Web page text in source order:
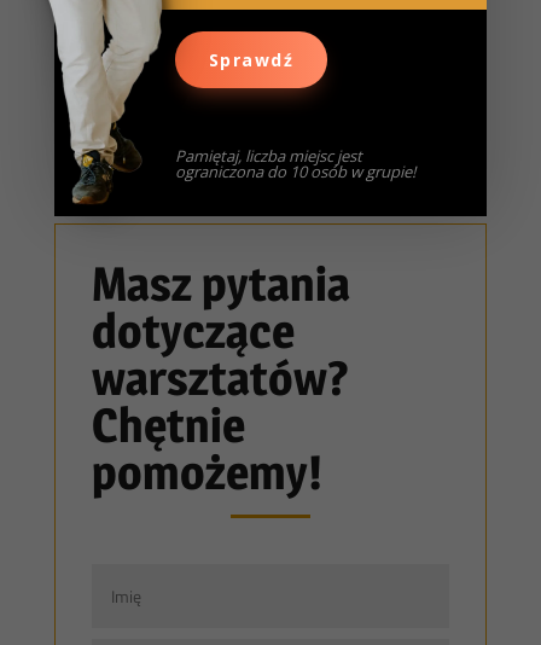
Masz pytania
dotyczące
warsztatów?
Chętnie
pomożemy!
Sprawdź
Pamiętaj, liczba miejsc jest
ograniczona do 10 osób w grupie!